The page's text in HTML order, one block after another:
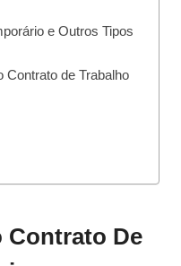
e Outros Tipos
Contrato de Trabalho
Contrato De